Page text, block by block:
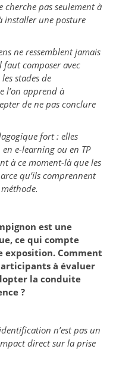
cherche pas seulement à
installer une posture
ne ressemblent jamais
faut composer avec
stades de
l’on apprend à
de ne pas conclure
fort : elles
e-learning ou en TP
à ce moment-là que les
qu’ils comprennent
est une
ce qui compte
exposition. Comment
à évaluer
la conduite
?
n’est pas un
direct sur la prise